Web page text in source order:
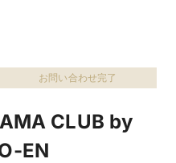
お問い合わせ完了
CLUB by
EN